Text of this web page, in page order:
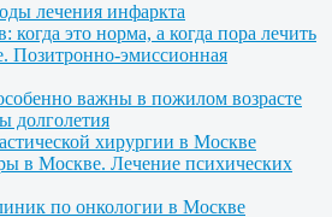
лечения инфаркта
когда это норма, а когда пора лечить
эмиссионная
важны в пожилом возрасте
долголетия
хирургии в Москве
в Москве. Лечение психических
по онкологии в Москве